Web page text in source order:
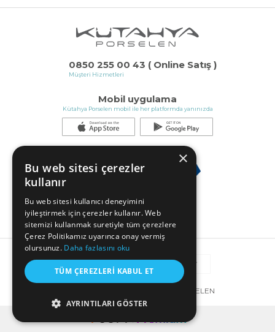
0850 255 00 43 ( Online Satış )
Müşteri Hizmetleri
Mobil uygulama
Kütahya Porselen mobil ile her platformda yanınızda
© COPYRIGHT 2025 KÜTAHYA PORSELEN
×
Bu web sitesi çerezler
kullanır
Bu web sitesi kullanıcı deneyimini
iyileştirmek için çerezler kullanır. Web
sitemizi kullanmak suretiyle tüm çerezlere
Çerez Politikamız uyarınca onay vermiş
olursunuz. Daha fazlasını oku
TÜM ÇEREZLERI KABUL ET
AYRINTILARI GÖSTER